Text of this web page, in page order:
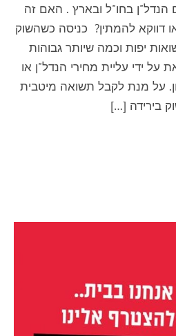
הנדל"ן בחו"ל ובארץ . האם זה
דווקא להמתין? כניסה כשהשוק
יפות וכמה שיותר גבוהות
על ידי עליית מחירי הנדל"ן או
על מנת לקבל תשואה מיטבית
בירידה […]